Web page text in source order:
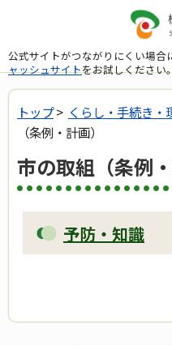
公式サイトがつながりにくい場
ャッシュサイトをお試しください
トップ> くらし・手続き・
（条例・計画）
市の取組（条例・
予防・知識